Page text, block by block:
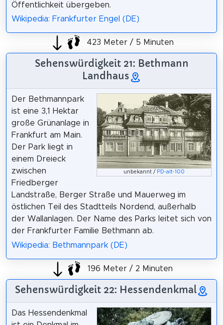
Öffentlichkeit übergeben.
Wikipedia: Frankfurter Engel (DE)
423 Meter / 5 Minuten
Sehenswürdigkeit 21: Bethmann
Landhaus
unbekannt / PD-alt-100
Der Bethmannpark
ist eine 3,1 Hektar
große Grünanlage in
Frankfurt am Main.
Der Park liegt in
einem Dreieck
zwischen
Friedberger
Landstraße, Berger Straße und Mauerweg im
östlichen Teil des Stadtteils Nordend, außerhalb
der Wallanlagen. Der Name des Parks leitet sich von
der Frankfurter Familie Bethmann ab.
Wikipedia: Bethmannpark (DE)
196 Meter / 2 Minuten
Sehenswürdigkeit 22: Hessendenkmal
Das Hessendenkmal